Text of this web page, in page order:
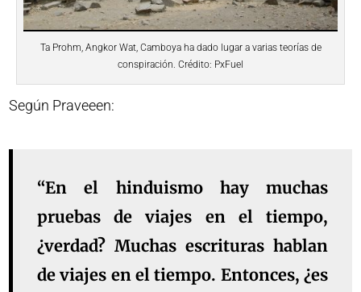
Ta Prohm, Angkor Wat, Camboya ha dado lugar a varias teorías de
conspiración. Crédito: PxFuel
Según Praveeen:
“En el hinduismo hay muchas
pruebas de viajes en el tiempo,
¿verdad? Muchas escrituras hablan
de viajes en el tiempo. Entonces, ¿es